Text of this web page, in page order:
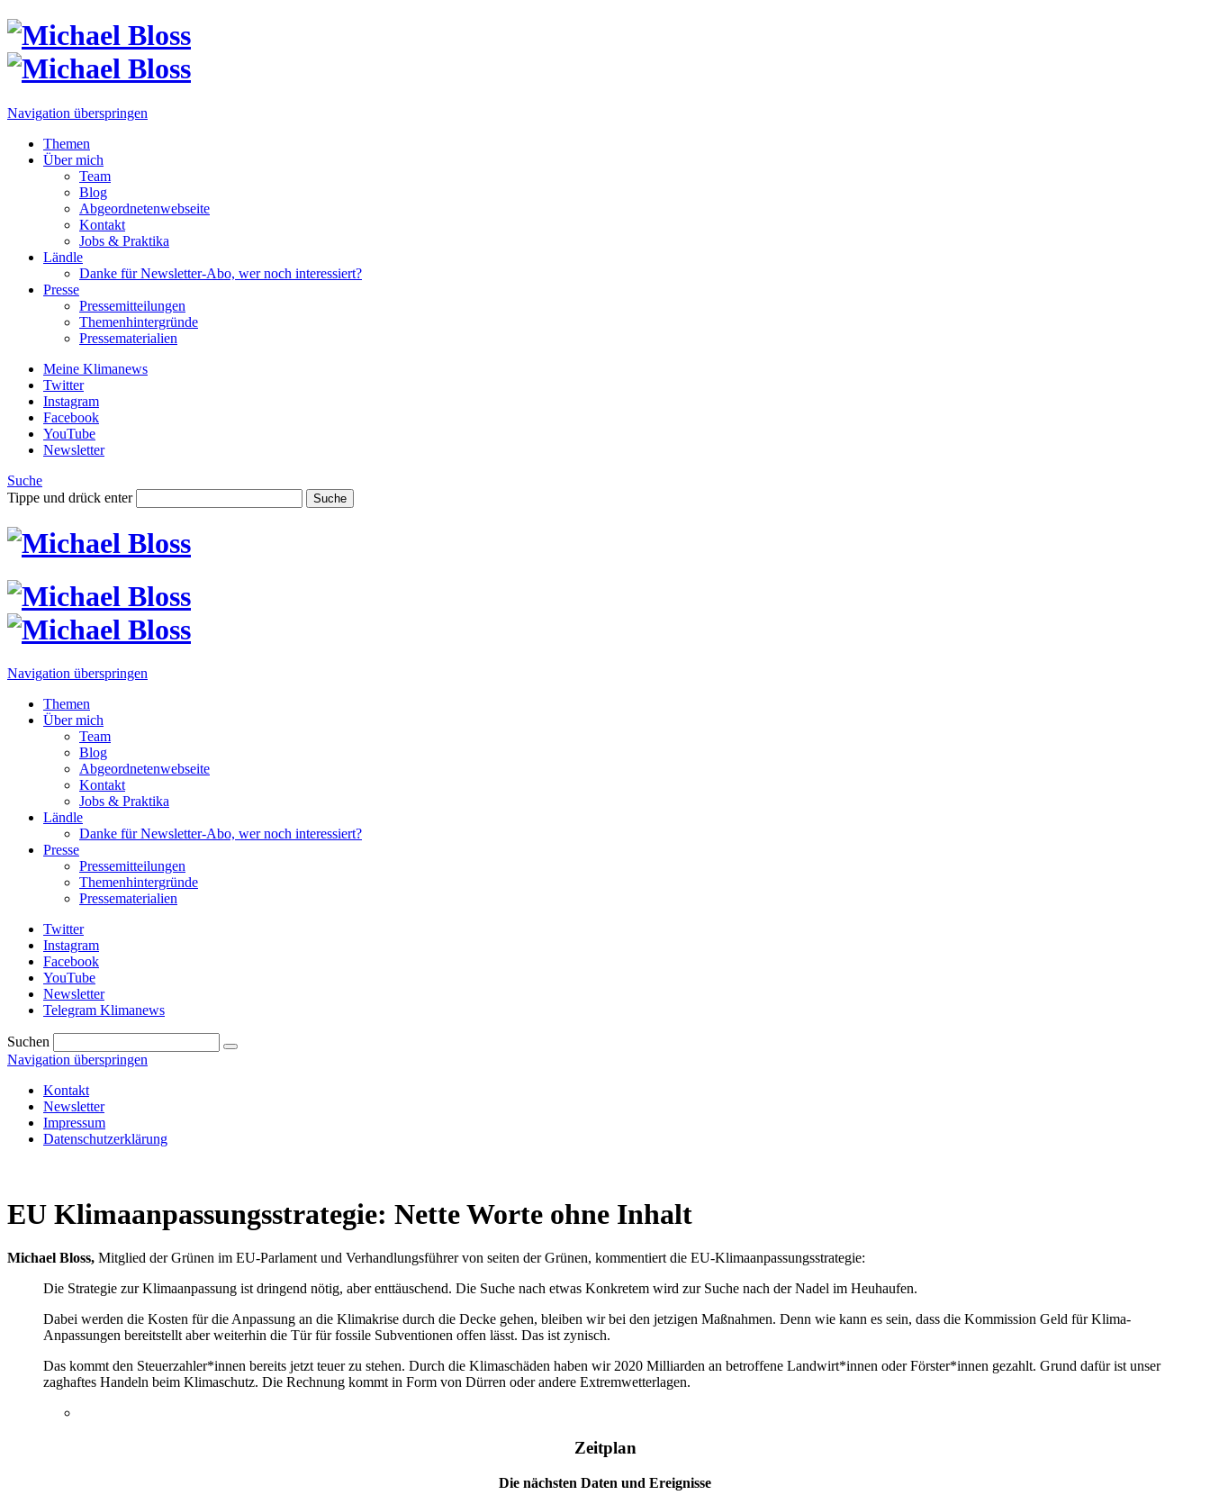
Navigation überspringen
Themen
Über mich
Team
Blog
Abgeordnetenwebseite
Kontakt
Jobs & Praktika
Ländle
Danke für Newsletter-Abo, wer noch interessiert?
Presse
Pressemitteilungen
Themenhintergründe
Pressematerialien
Meine Klimanews
Twitter
Instagram
Facebook
YouTube
Newsletter
Suche
Tippe und drück enter
Suche
Navigation überspringen
Themen
Über mich
Team
Blog
Abgeordnetenwebseite
Kontakt
Jobs & Praktika
Ländle
Danke für Newsletter-Abo, wer noch interessiert?
Presse
Pressemitteilungen
Themenhintergründe
Pressematerialien
Twitter
Instagram
Facebook
YouTube
Newsletter
Telegram Klimanews
Suchen
Navigation überspringen
Kontakt
Newsletter
Impressum
Datenschutzerklärung
EU Klimaanpassungsstrategie: Nette Worte ohne Inhalt
Michael Bloss, Mitglied der Grünen im EU-Parlament und Verhandlungsführer von seiten der Grünen, kommentiert die EU-Klimaanpassungsstrategie:
Die Strategie zur Klimaanpassung ist dringend nötig, aber enttäuschend. Die Suche nach etwas Konkretem wird zur Suche nach der Nadel im Heuhaufen.
Dabei werden die Kosten für die Anpassung an die Klimakrise durch die Decke gehen, bleiben wir bei den jetzigen Maßnahmen. Denn wie kann es sein, dass die Kommission Geld für Klima-
Anpassungen bereitstellt aber weiterhin die Tür für fossile Subventionen offen lässt. Das ist zynisch.
Das kommt den Steuerzahler*innen bereits jetzt teuer zu stehen. Durch die Klimaschäden haben wir 2020 Milliarden an betroffene Landwirt*innen oder Förster*innen gezahlt. Grund dafür ist unser
zaghaftes Handeln beim Klimaschutz. Die Rechnung kommt in Form von Dürren oder andere Extremwetterlagen.
Zeitplan
Die nächsten Daten und Ereignisse